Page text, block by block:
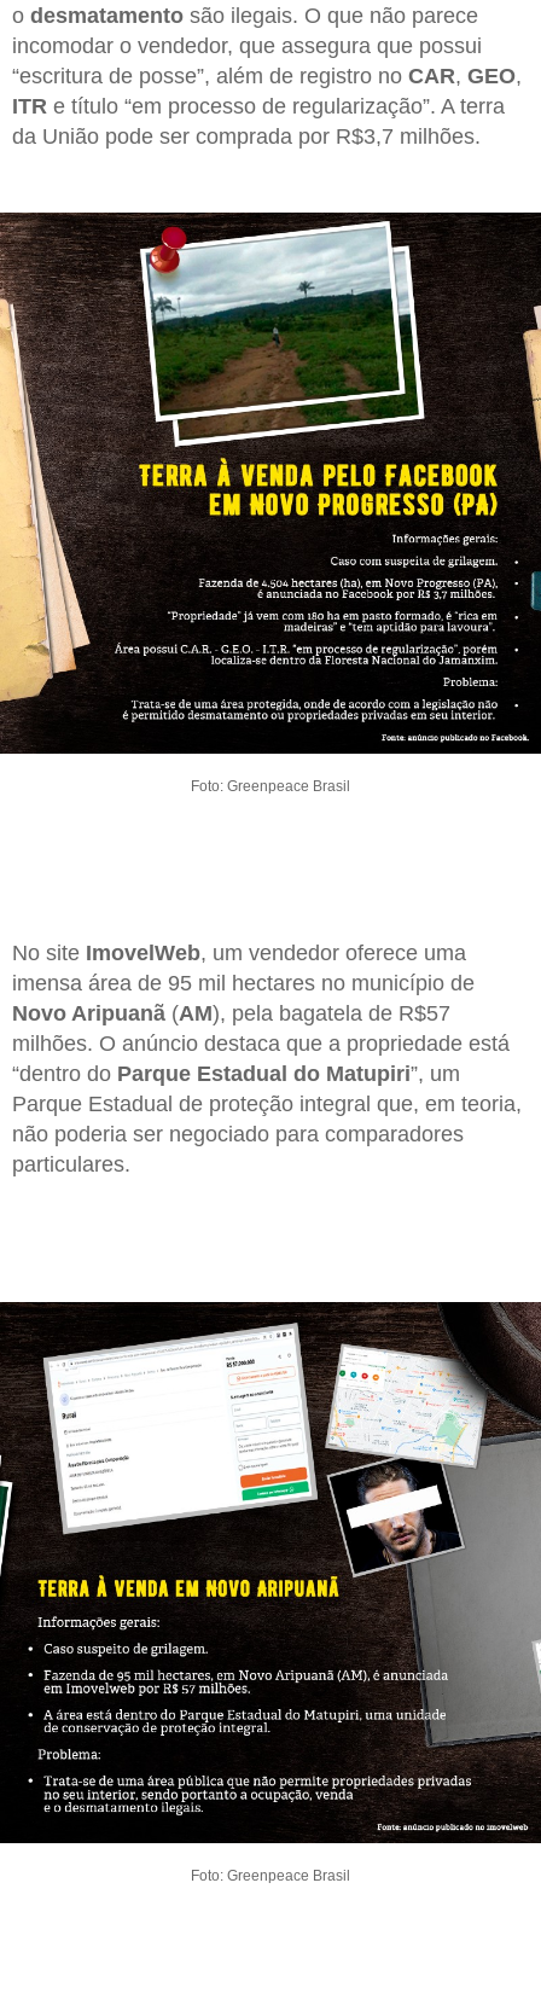
o desmatamento são ilegais. O que não parece
incomodar o vendedor, que assegura que possui
“escritura de posse”, além de registro no CAR, GEO,
ITR e título “em processo de regularização”. A terra
da União pode ser comprada por R$3,7 milhões.
Foto: Greenpeace Brasil
No site ImovelWeb, um vendedor oferece uma
imensa área de 95 mil hectares no município de
Novo Aripuanã (AM), pela bagatela de R$57
milhões. O anúncio destaca que a propriedade está
“dentro do Parque Estadual do Matupiri”, um
Parque Estadual de proteção integral que, em teoria,
não poderia ser negociado para comparadores
particulares.
Foto: Greenpeace Brasil